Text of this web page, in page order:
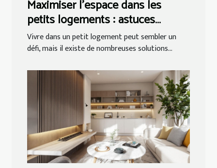
Maximiser l'espace dans les
petits logements : astuces
pratiques
Vivre dans un petit logement peut sembler un
défi, mais il existe de nombreuses solutions...